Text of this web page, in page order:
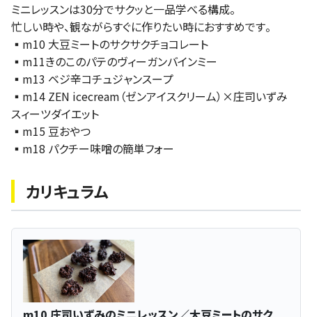
ミニレッスンは30分でサクッと一品学べる構成。
忙しい時や、観ながらすぐに作りたい時におすすめです。
▪️m10 大豆ミートのサクサクチョコレート
▪️m11きのこのパテのヴィーガンバインミー
▪️m13 ベジ辛コチュジャンスープ
▪️m14 ZEN icecream（ゼンアイスクリーム）×庄司いずみ
スィーツダイエット
▪️m15 豆おやつ
▪️m18 パクチー味噌の簡単フォー
カリキュラム